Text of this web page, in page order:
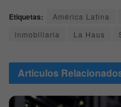
Etiquetas: América Latina
inmobiliaria
La Haus
Articulos